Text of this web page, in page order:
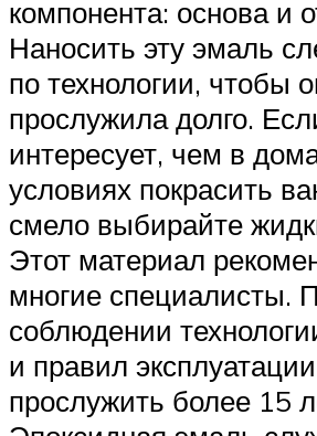
компонента: основа и
Наносить эту эмаль
по технологии, чтобы
прослужила долго.
интересует, чем в
условиях покрасить
смело выбирайте
Этот материал
многие специалисты.
соблюдении
и правил
прослужить более 15